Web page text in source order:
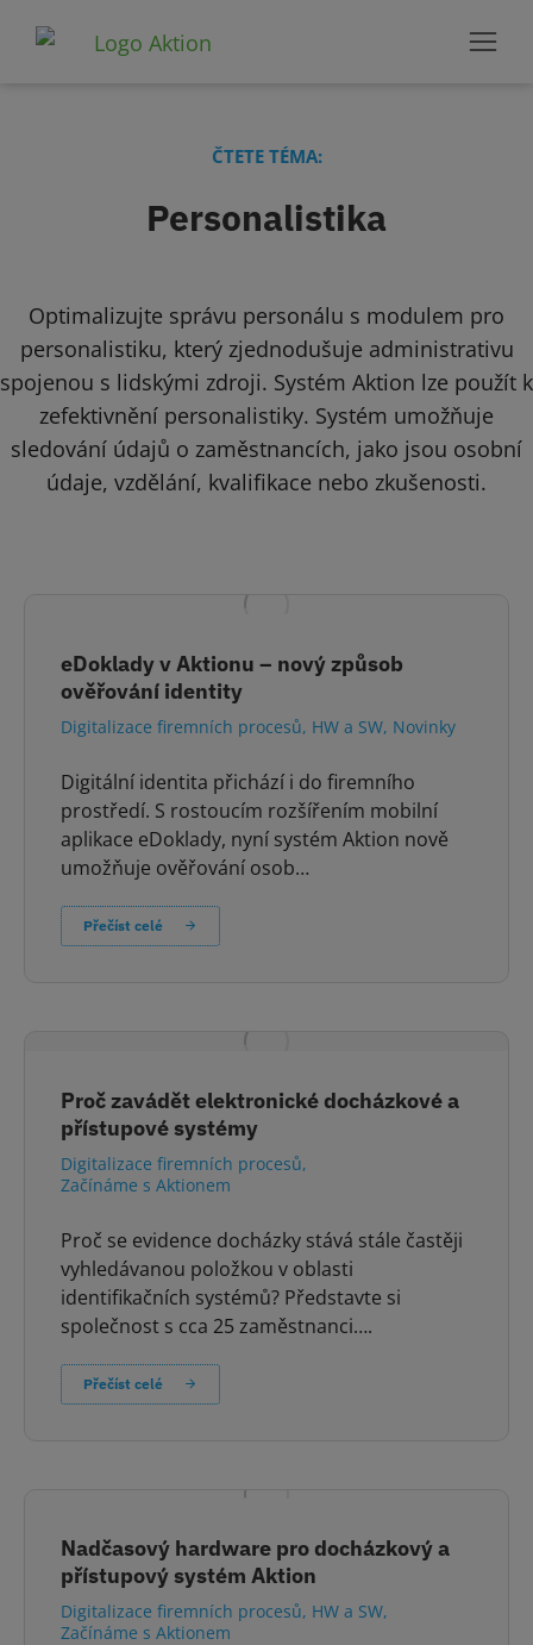
ČTETE TÉMA:
Personalistika
Optimalizujte správu personálu s modulem pro
personalistiku, který zjednodušuje administrativu
spojenou s lidskými zdroji. Systém Aktion lze použít k
zefektivnění personalistiky. Systém umožňuje
sledování údajů o zaměstnancích, jako jsou osobní
údaje, vzdělání, kvalifikace nebo zkušenosti.
eDoklady v Aktionu – nový způsob
ověřování identity
Digitalizace firemních procesů, HW a SW, Novinky
Digitální identita přichází i do firemního
prostředí. S rostoucím rozšířením mobilní
aplikace eDoklady, nyní systém Aktion nově
umožňuje ověřování osob…
Přečíst celé
Proč zavádět elektronické docházkové a
přístupové systémy
Digitalizace firemních procesů,
Začínáme s Aktionem
Proč se evidence docházky stává stále častěji
vyhledávanou položkou v oblasti
identifikačních systémů? Představte si
společnost s cca 25 zaměstnanci….
Přečíst celé
Nadčasový hardware pro docházkový a
přístupový systém Aktion
Digitalizace firemních procesů, HW a SW,
Začínáme s Aktionem